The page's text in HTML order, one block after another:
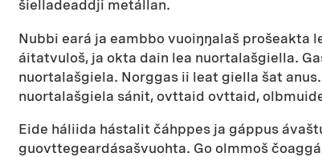
šielladeaddji metállan.
Nubbi eará ja eambbo vuoiŋŋalaš
áitatvuloš, ja okta dain lea nuortalašgiella.
nuortalašgiela. Norggas ii leat giella šat
nuortalašgiela sánit, ovttaid ovttaid,
Eide háliida hástalit čáhppes ja gáppus
guovttegeardásašvuohta. Go olmmoš